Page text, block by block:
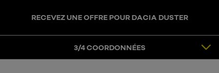
RECEVEZ UNE OFFRE POUR DACIA DUSTER
3/4 COORDONNÉES
COORDONNÉES
CONFIRMATION